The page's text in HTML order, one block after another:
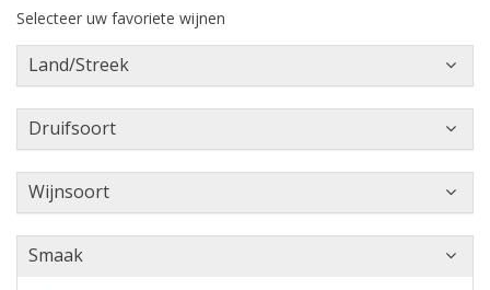
Selecteer uw favoriete wijnen
Land/Streek
Druifsoort
Wijnsoort
Smaak